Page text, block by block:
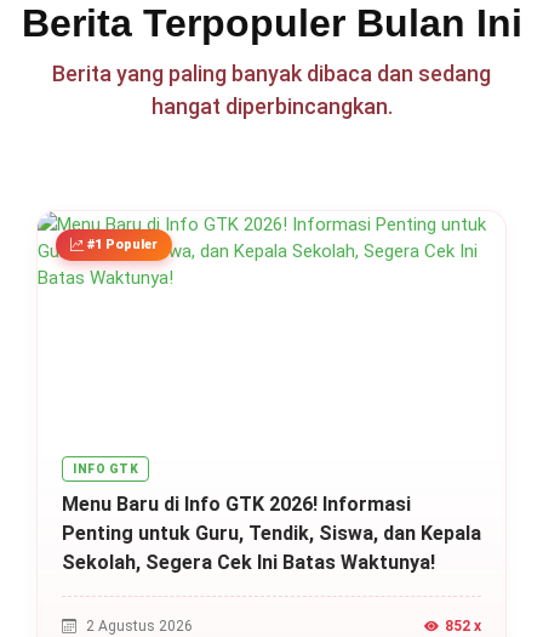
Berita Terpopuler Bulan Ini
Berita yang paling banyak dibaca dan sedang
hangat diperbincangkan.
#1 Populer
INFO GTK
Menu Baru di Info GTK 2026! Informasi
Penting untuk Guru, Tendik, Siswa, dan Kepala
Sekolah, Segera Cek Ini Batas Waktunya!
2 Agustus 2026 852 x